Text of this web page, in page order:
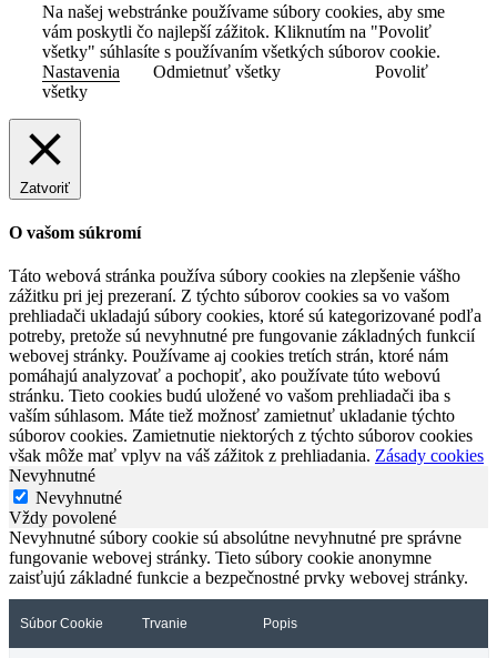
Na našej webstránke používame súbory cookies, aby sme
vám poskytli čo najlepší zážitok. Kliknutím na "Povoliť
všetky" súhlasíte s používaním všetkých súborov cookie.
Nastavenia
Odmietnuť všetky
Povoliť
všetky
Zatvoriť
O vašom súkromí
Táto webová stránka používa súbory cookies na zlepšenie vášho
zážitku pri jej prezeraní. Z týchto súborov cookies sa vo vašom
prehliadači ukladajú súbory cookies, ktoré sú kategorizované podľa
potreby, pretože sú nevyhnutné pre fungovanie základných funkcií
webovej stránky. Používame aj cookies tretích strán, ktoré nám
pomáhajú analyzovať a pochopiť, ako používate túto webovú
stránku. Tieto cookies budú uložené vo vašom prehliadači iba s
vaším súhlasom. Máte tiež možnosť zamietnuť ukladanie týchto
súborov cookies. Zamietnutie niektorých z týchto súborov cookies
však môže mať vplyv na váš zážitok z prehliadania. Zásady cookies
Nevyhnutné
Nevyhnutné
Vždy povolené
Nevyhnutné súbory cookie sú absolútne nevyhnutné pre správne
fungovanie webovej stránky. Tieto súbory cookie anonymne
zaisťujú základné funkcie a bezpečnostné prvky webovej stránky.
Súbor Cookie Trvanie Popis